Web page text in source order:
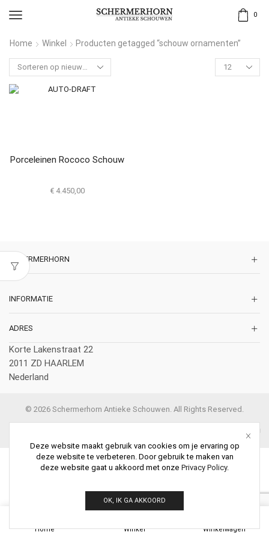
0
Home Winkel Producten getagged “schouw ornamenten”
Porceleinen Rococo Schouw
€ 4.450,00
SCHERMERHORN
INFORMATIE
ADRES
Korte Lakenstraat 22
2011 ZD HAARLEM
Nederland
© 2026 Schermerhorn Antieke Schouwen. All Rights Reserved.
Home Winkel Winkelwagen
Deze website maakt gebruik van cookies om je ervaring op
deze website te verbeteren. Door gebruik te maken van
deze website gaat u akkoord met onze Privacy Policy.
OK, IK GA AKKOORD